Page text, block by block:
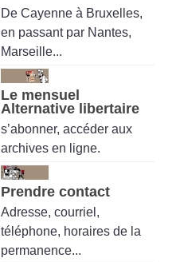
De Cayenne à Bruxelles,
en passant par Nantes,
Marseille...
Le mensuel
Alternative libertaire
s’abonner, accéder aux
archives en ligne.
Prendre contact
Adresse, courriel,
téléphone, horaires de la
permanence...